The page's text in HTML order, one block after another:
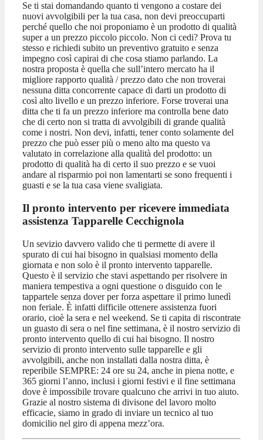
Se ti stai domandando quanto ti vengono a costare dei
nuovi avvolgibili per la tua casa, non devi preoccuparti
perché quello che noi proponiamo è un prodotto di qualità
super a un prezzo piccolo piccolo. Non ci cedi? Prova tu
stesso e richiedi subito un preventivo gratuito e senza
impegno così capirai di che cosa stiamo parlando. La
nostra proposta è quella che sull’intero mercato ha il
migliore rapporto qualità / prezzo dato che non troverai
nessuna ditta concorrente capace di darti un prodotto di
così alto livello e un prezzo inferiore. Forse troverai una
ditta che ti fa un prezzo inferiore ma controlla bene dato
che di certo non si tratta di avvolgibili di grande qualità
come i nostri. Non devi, infatti, tener conto solamente del
prezzo che può esser più o meno alto ma questo va
valutato in correlazione alla qualità del prodotto: un
prodotto di qualità ha di certo il suo prezzo e se vuoi
andare al risparmio poi non lamentarti se sono frequenti i
guasti e se la tua casa viene svaligiata.
Il pronto intervento per ricevere immediata
assistenza Tapparelle Cecchignola
Un sevizio davvero valido che ti permette di avere il
spurato di cui hai bisogno in qualsiasi momento della
giornata e non solo è il pronto intervento tapparelle.
Questo è il servizio che stavi aspettando per risolvere in
maniera tempestiva a ogni questione o disguido con le
tappartele senza dover per forza aspettare il primo lunedì
non feriale. È infatti difficile ottenere assistenza fuori
orario, cioè la sera e nel weekend. Se ti capita di riscontrate
un guasto di sera o nel fine settimana, è il nostro servizio di
pronto intervento quello di cui hai bisogno. Il nostro
servizio di pronto intervento sulle tapparelle e gli
avvolgibili, anche non installati dalla nostra ditta, è
reperibile SEMPRE: 24 ore su 24, anche in piena notte, e
365 giorni l’anno, inclusi i giorni festivi e il fine settimana
dove è impossibile trovare qualcuno che arrivi in tuo aiuto.
Grazie al nostro sistema di divisone del lavoro molto
efficacie, siamo in grado di inviare un tecnico al tuo
domicilio nel giro di appena mezz’ora.